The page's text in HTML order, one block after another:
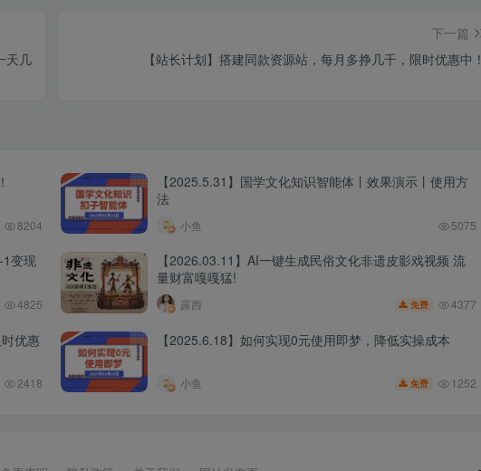
天几
下一篇
【站长计划】搭建同款资源站，每月多挣几千，限时优惠中！
8204
【2025.5.31】国学文化知识智能体丨效果演示丨使用方
法
小鱼 5075
1变现
4825
【2026.03.11】AI一键生成民俗文化非遗皮影戏视频 流
量财富嘎嘎猛!
露西 免费 4377
优惠
2418
【2025.6.18】如何实现0元使用即梦，降低实操成本
小鱼 免费 1252